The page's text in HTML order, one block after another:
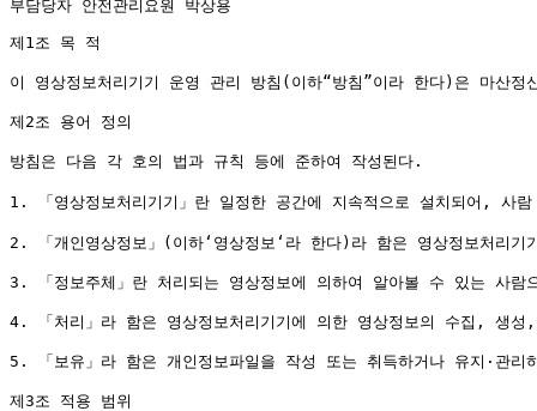
제1조 목 적
이 영상정보처리기기 운영 관리 방침(이하“방침”이라 한다)은 마산
제2조 용어 정의
방침은 다음 각 호의 법과 규칙 등에 준하여 작성된다.
1. 「영상정보처리기기」란 일정한 공간에 지속적으로 설치되어, 사
2. 「개인영상정보」(이하‘영상정보‘라 한다)라 함은 영상정보처리
3. 「정보주체」란 처리되는 영상정보에 의하여 알아볼 수 있는 사
4. 「처리」라 함은 영상정보처리기기에 의한 영상정보의 수집,
5. 「보유」라 함은 개인정보파일을 작성 또는 취득하거나 유지·관
제3조 적용 범위